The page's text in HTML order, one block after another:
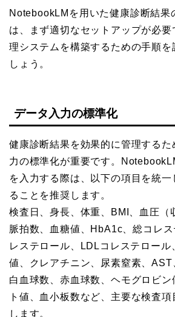
NotebookLMを用いた健康診断結果
は、まず適切なセットアップが必要
理システムを構築するための手順を
しょう。
データ入力の標準化
健康診断結果を効果的に管理するた
力の標準化が重要です。
を入力する際は、以下の項目を統一
ることを推奨します。
検査日、身長、体重、BMI、血圧（
脈拍数、血糖値、HbA1c、総コレ
レステロール、LDLコレステロール
値、クレアチニン、尿素窒素、AST
白血球数、赤血球数、ヘモグロビン
ト値、血小板数など、主要な検査
します。